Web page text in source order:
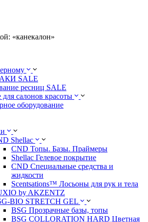
«канекалон»
SALE
ресниц SALE
салонов красоты
оборудование
Shellac
CND Топы. Базы. Праймеры
Shellac Гелевое покрытие
CND Специальные средства и
жидкости
Scentsations™ Лосьоны для рук и тела
by AKZENTZ
BIO STRETCH GEL
BSG Прозрачные базы, топы
BSG COLLORATION HARD Цветная